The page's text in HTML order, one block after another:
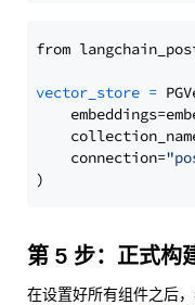
from
vector_store =
    connection=
第 5 步：正式构
在设置好所有组件之后